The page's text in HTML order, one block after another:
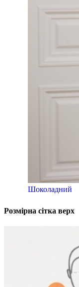
Шоколадний
Розмірна сітка верх